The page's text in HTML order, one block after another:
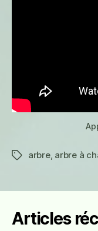
Étiquettes
arbre, arbre à
Articles